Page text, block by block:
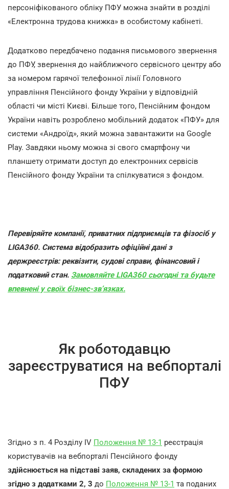
персоніфікованого обліку ПФУ можна знайти в розділі
«Електронна трудова книжка» в особистому кабінеті.
Додатково передбачено подання письмового звернення
до ПФУ, звернення до найближчого сервісного центру або
за номером гарячої телефонної лінії Головного
управління Пенсійного фонду України у відповідній
області чи місті Києві. Більше того, Пенсійним фондом
України навіть розроблено мобільний додаток «ПФУ» для
системи «Андроїд», який можна завантажити на Google
Play. Завдяки ньому можна зі свого смартфону чи
планшету отримати доступ до електронних сервісів
Пенсійного фонду України та спілкуватися з фондом.
Перевіряйте компанії, приватних підприємців та фізосіб у
LIGA360. Система відобразить офіційні дані з
держреєстрів: реквізити, судові справи, фінансовий і
податковий стан. Замовляйте LIGA360 сьогодні та будьте
впевнені у своїх бізнес-зв’язках.
Як роботодавцю
зареєструватися на вебпорталі
ПФУ
Згідно з п. 4 Розділу IV Положення № 13-1 реєстрація
користувачів на вебпорталі Пенсійного фонду
здійснюється на підставі заяв, складених за формою
згідно з додатками 2, 3 до Положення № 13-1 та поданих